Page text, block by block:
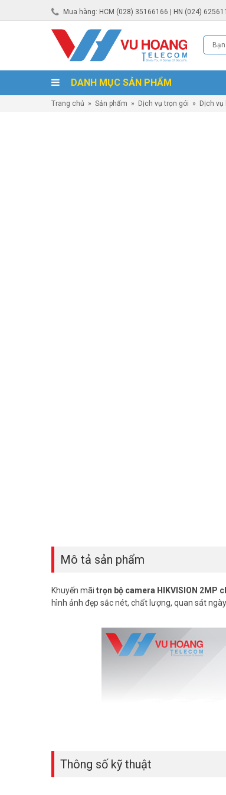
Mua hàng: HCM (028) 35166166 | HN (024)
DANH MỤC SẢN PHẨM
Trang chủ » Sản phẩm » Dịch vụ trọn gói » Dịch vụ
Mô tả sản phẩm
Khuyến mãi trọn bộ camera HIKVISION 2MP
hình ảnh đẹp sắc nét, chất lượng, quan sát
Thông số kỹ thuật